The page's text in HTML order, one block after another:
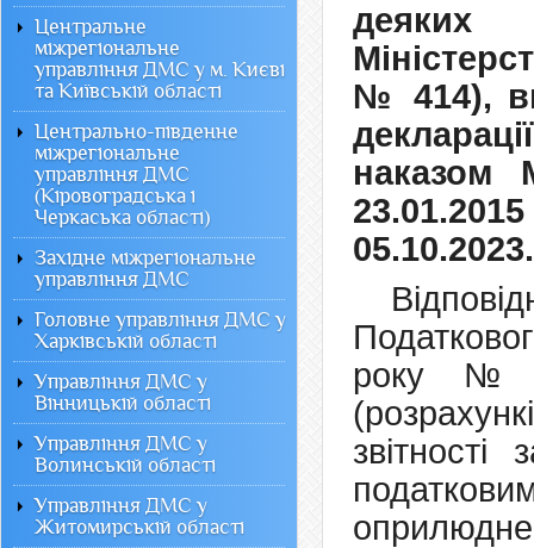
деяких
№ 414),
наказом
05.10.2023.
року №
Центральне
міжрегіональне
управління ДМС у м. Києві
та Київській області
Центрально-південне
міжрегіональне
управління ДМС
(Кіровоградська і
Черкаська області)
Західне міжрегіональне
управління ДМС
Головне управління ДМС у
Харківській області
Управління ДМС у
Вінницькій області
Управління ДМС у
Волинській області
Управління ДМС у
Житомирській області